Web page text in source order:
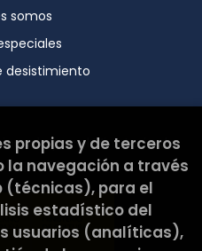
somos
desistimiento
por el Ministerio de
Deporte.
propias y de terceros
la navegación a través
(técnicas), para el
estadístico del
usuarios (analíticas),